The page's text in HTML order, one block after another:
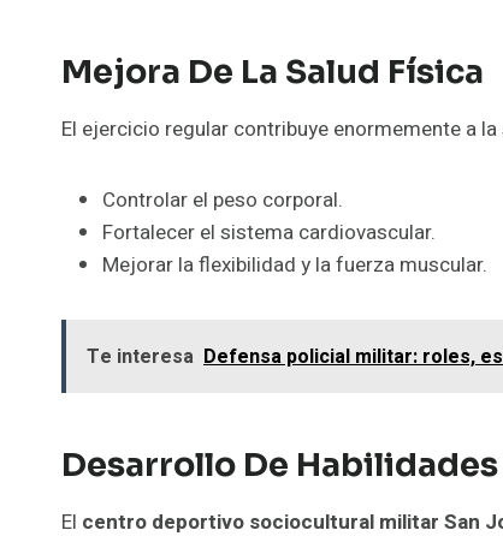
Mejora De La Salud Física
El ejercicio regular contribuye enormemente a
Controlar el peso corporal.
Fortalecer el sistema cardiovascular.
Mejorar la flexibilidad y la fuerza muscular.
Te interesa Defensa policial militar: roles,
Desarrollo De
El centro deportivo sociocultural militar San